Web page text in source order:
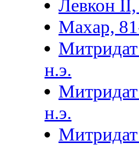
Левкон II,
Махар,
н.э.
н.э.